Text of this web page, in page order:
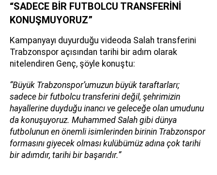
“SADECE BİR FUTBOLCU TRANSFERİNİ
KONUŞMUYORUZ”
Kampanyayı duyurduğu videoda Salah transferini
Trabzonspor açısından tarihi bir adım olarak
nitelendiren Genç, şöyle konuştu:
“Büyük Trabzonspor’umuzun büyük taraftarları;
sadece bir futbolcu transferini değil, şehrimizin
hayallerine duyduğu inancı ve geleceğe olan umudunu
da konuşuyoruz. Muhammed Salah gibi dünya
futbolunun en önemli isimlerinden birinin Trabzonspor
formasını giyecek olması kulübümüz adına çok tarihi
bir adımdır, tarihi bir başarıdır.”